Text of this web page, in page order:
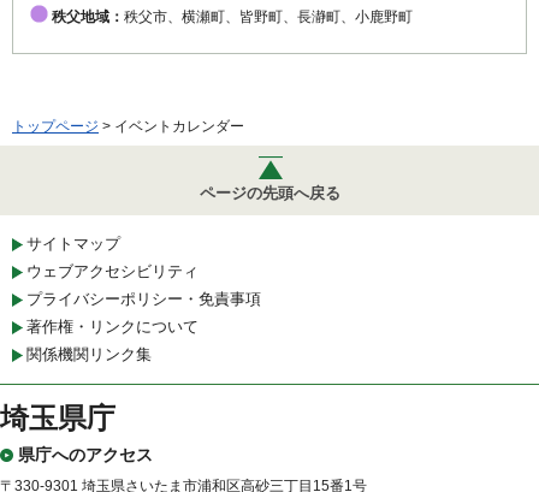
秩父地域： 秩父市、横瀬町、皆野町、長瀞町、小鹿野町
トップページ > イベントカレンダー
ページの先頭へ戻る
サイトマップ
ウェブアクセシビリティ
プライバシーポリシー・免責事項
著作権・リンクについて
関係機関リンク集
埼玉県庁
県庁へのアクセス
〒330-9301 埼玉県さいたま市浦和区高砂三丁目15番1号